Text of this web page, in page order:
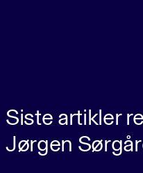
Siste artikler
Jørgen